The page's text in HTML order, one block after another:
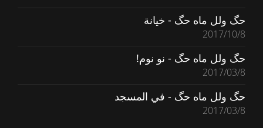
حگ ولل ماه حگ - خيانة
2017/10/8
حگ ولل ماه حگ - نو نوم!
2017/03/8
حگ ولل ماه حگ - في المسجد
2017/03/8